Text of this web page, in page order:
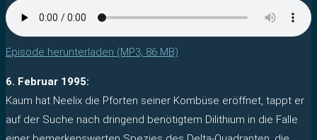
Episode herunterladen (MP3, 86 MB)
6. Februar 1995:
Kaum hat Neelix die Pforten seiner Kombüse eröffnet, tappt er
auf der Suche nach dringend benötigtem Dilithium in die Falle